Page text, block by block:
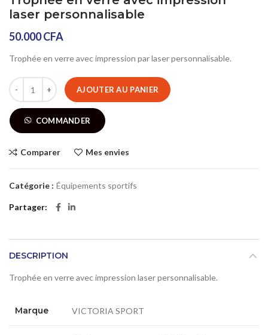
laser personnalisable
50.000CFA
Trophée en verre avec impression par laser personnalisable.
AJOUTER AU PANIER
COMMANDER
Comparer Mes envies
Catégorie : Équipements sportifs
Partager
DESCRIPTION
Trophée en verre avec impression laser personnalisable.
Marque VICTORIA SPORT